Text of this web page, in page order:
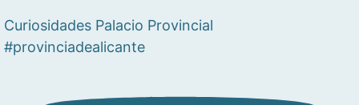
Curiosidades Palacio Provincial
#provinciadealicante